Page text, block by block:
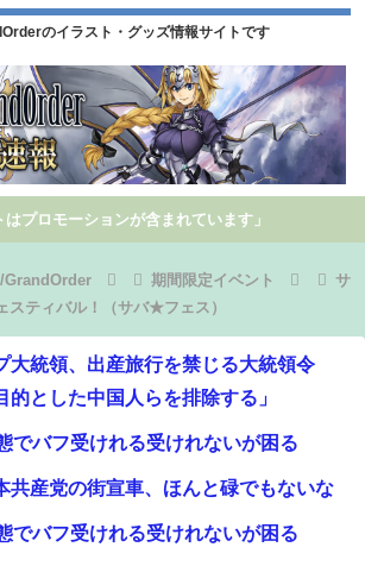
のイラスト・グッズ情報サイトです
はプロモーションが含まれています」
GrandOrder 期間限定イベント
サ
スティバル！（サバ★フェス）
大統領、出産旅行を禁じる大統領令
的とした中国人らを排除する」
でバフ受けれる受けれないが困る
共産党の街宣車、ほんと碌でもないな
でバフ受けれる受けれないが困る